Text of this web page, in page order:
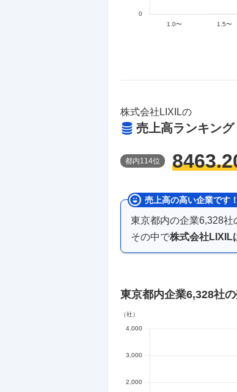
株式会社LIXILの
売上高ランキング
都内114位
売上高の高い企業です！
東京都内の企業6,328社
その中で株式会社LIXIL
東京都内企業6,328社